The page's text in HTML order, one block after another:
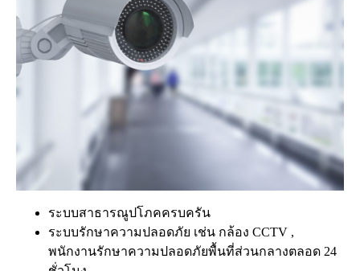
ระบบสาธารณูปโภคครบครัน
ระบบรักษาความปลอดภัย เช่น กล้อง CCTV ,
พนักงานรักษาความปลอดภัยพื้นที่ส่วนกลางตลอด 24